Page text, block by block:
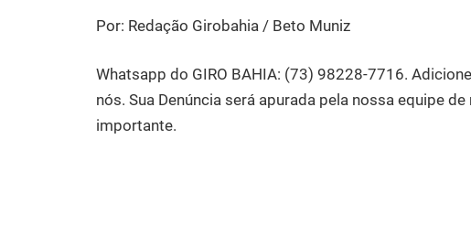
Por: Redação Girobahia / Beto Muniz
Whatsapp do GIRO BAHIA: (73) 98228-7716.
nós. Sua Denúncia será apurada pela nossa equipe
importante.